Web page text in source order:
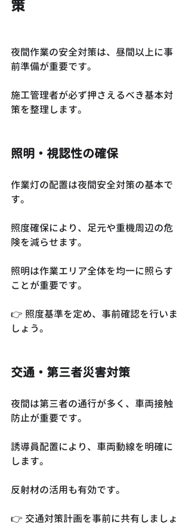
策
夜間作業の安全対策は、昼間以上に事
前準備が重要です。
施工管理者が必ず押さえるべき基本対
策を整理します。
照明・視認性の確保
作業灯の配置は夜間安全対策の基本で
す。
照度確保により、足元や重機周辺の危
険を減らせます。
照明は作業エリア全体を均一に照らす
ことが重要です。
👉 照度基準を定め、事前確認を行いま
しょう。
交通・第三者災害対策
夜間は第三者の通行が多く、車両接触
防止が重要です。
誘導員配置により、車両動線を明確に
します。
反射材の活用も有効です。
👉 交通対策計画を事前に共有しましょ